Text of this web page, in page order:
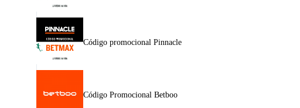
Código promocional Pinnacle
Código Promocional Betboo